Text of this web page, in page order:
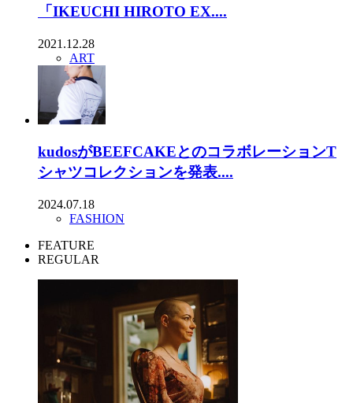
「IKEUCHI HIROTO EX....
2021.12.28
ART
kudosがBEEFCAKEとのコラボレーションT
シャツコレクションを発表....
2024.07.18
FASHION
FEATURE
REGULAR